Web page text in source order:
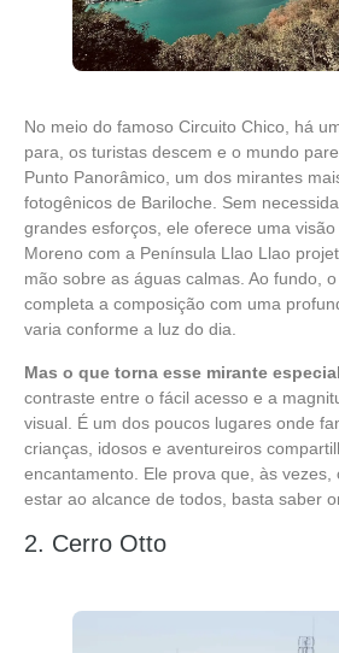
No meio do famoso Circuito Chico, há
para, os turistas descem e o mundo
Punto Panorâmico, um dos mirantes
fotogênicos de Bariloche. Sem
grandes esforços, ele oferece uma
Moreno com a Península Llao Llao
mão sobre as águas calmas. Ao fundo,
completa a composição com uma
varia conforme a luz do dia.
Mas o que torna esse mirante
contraste entre o fácil acesso e a
visual. É um dos poucos lugares onde
crianças, idosos e aventureiros
encantamento. Ele prova que, às vezes,
estar ao alcance de todos, basta saber
2. Cerro Otto